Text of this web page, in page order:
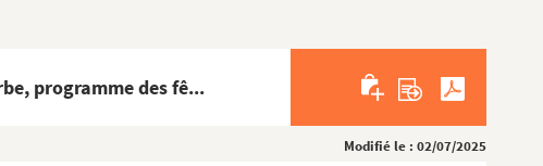
programme des fê...
Modifié le : 02/07/2025